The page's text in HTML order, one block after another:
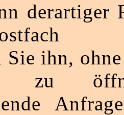
derartiger
Postfach
Sie ihn,
zu